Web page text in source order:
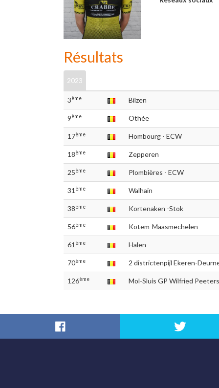
Résultats
2023
3ème Bilzen
9ème Othée
17ème Hombourg - ECW
18ème Zepperen
25ème Plombières - ECW
31 ème Walhain
38ème Kortenaken -Stok
56ème Kotem-Maasmechelen
61 ème Halen
70ème 2 districtenpijl Ekeren-
126ème Mol-Sluis GP Wilfried Peeters